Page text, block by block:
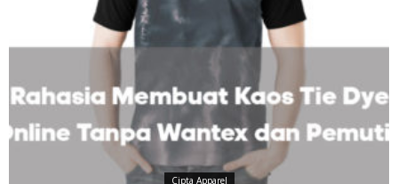
Cipta Apparel